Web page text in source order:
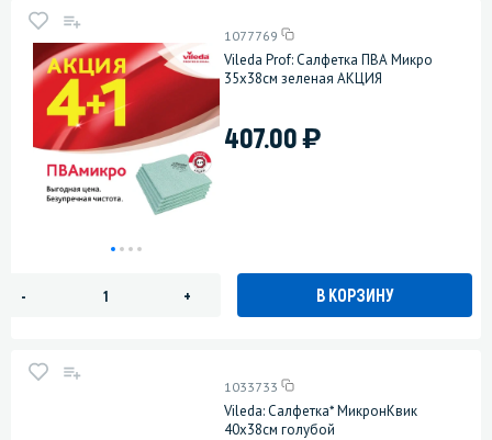
1077769
Vileda Prof: Салфетка ПВА Микро
35х38см зеленая АКЦИЯ
407.00)
- + В КОРЗИНУ
1033733
Vileda: Салфетка* МикронКвик
40х38см голубой